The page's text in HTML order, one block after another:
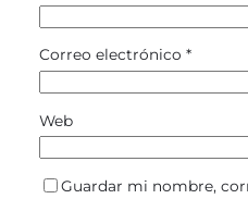
Correo electrónico *
Web
Guardar mi nombre,